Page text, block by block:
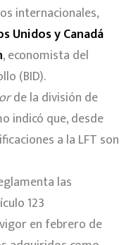
internacionales,
Unidos y Canadá
, economista del
(BID).
de la división de
indicó que, desde
a la LFT son
las
123
en febrero de